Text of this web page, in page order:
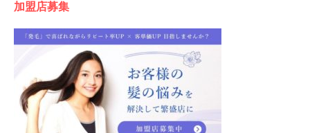
加盟店募集